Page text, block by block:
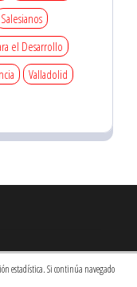
Salesianos
el Desarrollo
Valladolid
estadística. Si continúa navegado